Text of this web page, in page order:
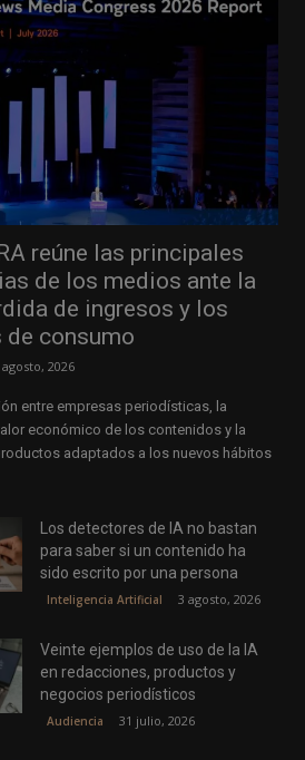
reúne las principales
de los medios ante la
de ingresos y los
de consumo
agosto, 2026
entre empresas periodísticas, la
económico de los contenidos y la
adaptados a los nuevos hábitos
Los detectores de IA no bastan
para saber si un contenido ha
sido escrito por una persona
Inteligencia Artificial 3 agosto, 2026
Veinte ejemplos de uso de la IA
en redacciones, productos y
negocios periodísticos
Audiencia 31 julio, 2026